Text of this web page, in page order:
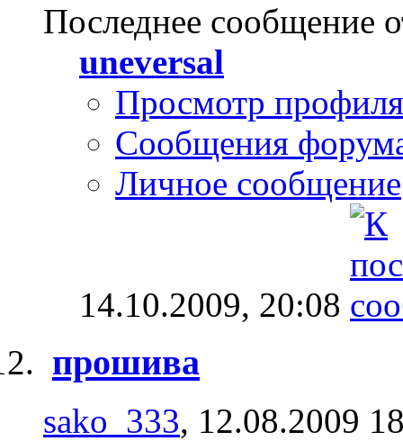
Последнее сообщение
uneversal
Просмотр профиля
Сообщения
Личное сообщение
14.10.2009, 20:08
прошива
sako_333, 12.08.2009